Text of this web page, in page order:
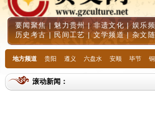
要闻聚焦| 魅力贵州|非遗文化 |娱乐
历史考古 | 民间工艺 |文学频道|杂文
地方频道 贵阳 遵义 六盘水 安顺 毕节
滚动新闻：